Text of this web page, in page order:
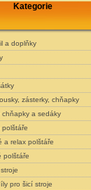
Kategorie
a doplňky
zásterky, chňapky
chňapky a sedáky
polštáře
a relax polštáře
polštáře
pro šicí stroje